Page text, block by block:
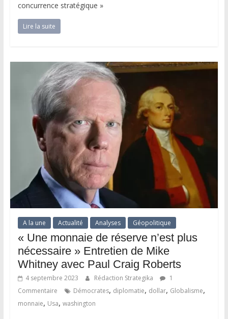
concurrence stratégique »
Lire la suite
A la une Actualité Analyses Géopolitique
« Une monnaie de réserve n’est plus
nécessaire » Entretien de Mike
Whitney avec Paul Craig Roberts
4 septembre 2023 Rédaction Strategika
1
Commentaire
Démocrates, diplomatie, dollar, Globalisme,
monnaie, Usa, washington